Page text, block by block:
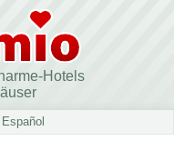
Hotels
Español